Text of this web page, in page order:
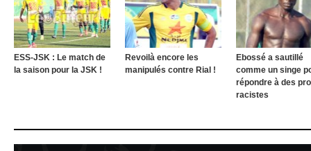
ESS-JSK : Le match de
la saison pour la JSK !
Revoilà encore les
manipulés contre Rial !
Ebossé a sautillé
comme un singe
répondre à des
racistes